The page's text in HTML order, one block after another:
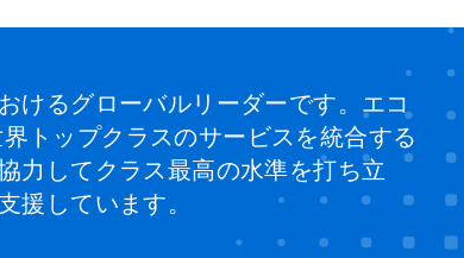
けるグローバルリーダーです。エコ
トップクラスのサービスを統合する
力してクラス最高の水準を打ち立
援しています。